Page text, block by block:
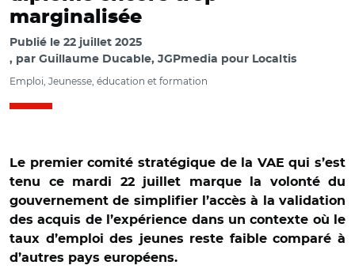
marginalisée
Publié le 22 juillet 2025
par Guillaume Ducable, JGPmedia pour Localtis
Emploi, Jeunesse, éducation et formation
Le premier comité stratégique de la VAE qui s’est
tenu ce mardi 22 juillet marque la volonté du
gouvernement de simplifier l’accès à la validation
des acquis de l’expérience dans un contexte où le
taux d’emploi des jeunes reste faible comparé à
d’autres pays européens.
© Ministère du travail/ Astrid Panosyan-Bouvet et